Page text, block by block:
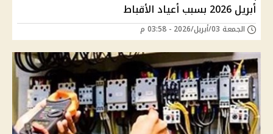
أبريل 2026 بسبب أعياد الأقباط
الجمعة 03/أبريل/2026 - 03:58 م